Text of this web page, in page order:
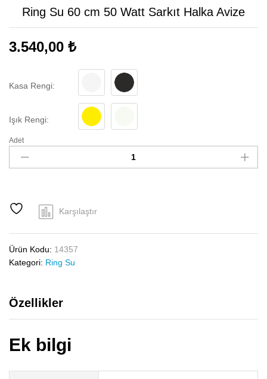
Ring Su 60 cm 50 Watt Sarkıt Halka Avize
3.540,00 ₺
Kasa Rengi:
BEYA
SİYAH
Işık Rengi:
Ring
60
Watt
Halka
Avize
adet
Adet
Karşılaştır
Ürün Kodu: 14357
Kategori: Ring Su
Özellikler
Ek bilgi